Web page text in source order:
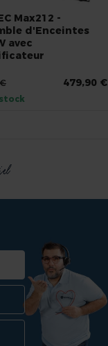
Max212 -
d'Enceintes
avec
479,90 €